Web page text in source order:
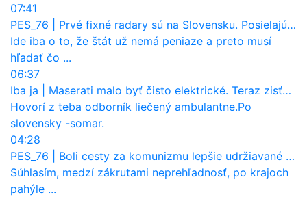
07:41
PES_76
Prvé fixné radary sú na Slovensku. Posielajú už pokuty? Ukáže ich Waze?
Ide iba o to, že štát už nemá peniaze a preto musí
hľadať čo ...
06:37
Iba ja
Maserati malo byť čisto elektrické. Teraz zisťuje, že potrebuje nový osemvalcový motor
Hovorí z teba odborník liečený ambulantne.Po
slovensky -somar.
04:28
PES_76
Boli cesty za komunizmu lepšie udržiavané ako dnes?
Súhlasím, medzí zákrutami neprehľadnosť, po krajoch
pahýle ...